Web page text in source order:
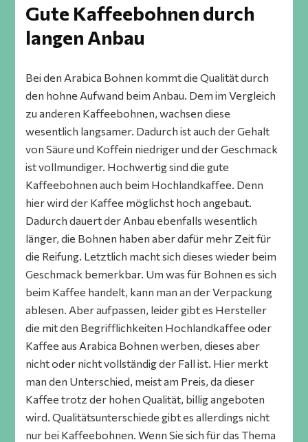
Gute Kaffeebohnen durch
langen Anbau
Bei den Arabica Bohnen kommt die Qualität durch
den hohne Aufwand beim Anbau. Dem im Vergleich
zu anderen Kaffeebohnen, wachsen diese
wesentlich langsamer. Dadurch ist auch der Gehalt
von Säure und Koffein niedriger und der Geschmack
ist vollmundiger. Hochwertig sind die gute
Kaffeebohnen auch beim Hochlandkaffee. Denn
hier wird der Kaffee möglichst hoch angebaut.
Dadurch dauert der Anbau ebenfalls wesentlich
länger, die Bohnen haben aber dafür mehr Zeit für
die Reifung. Letztlich macht sich dieses wieder beim
Geschmack bemerkbar. Um was für Bohnen es sich
beim Kaffee handelt, kann man an der Verpackung
ablesen. Aber aufpassen, leider gibt es Hersteller
die mit den Begrifflichkeiten Hochlandkaffee oder
Kaffee aus Arabica Bohnen werben, dieses aber
nicht oder nicht vollständig der Fall ist. Hier merkt
man den Unterschied, meist am Preis, da dieser
Kaffee trotz der hohen Qualität, billig angeboten
wird. Qualitätsunterschiede gibt es allerdings nicht
nur bei Kaffeebohnen. Wenn Sie sich für das Thema